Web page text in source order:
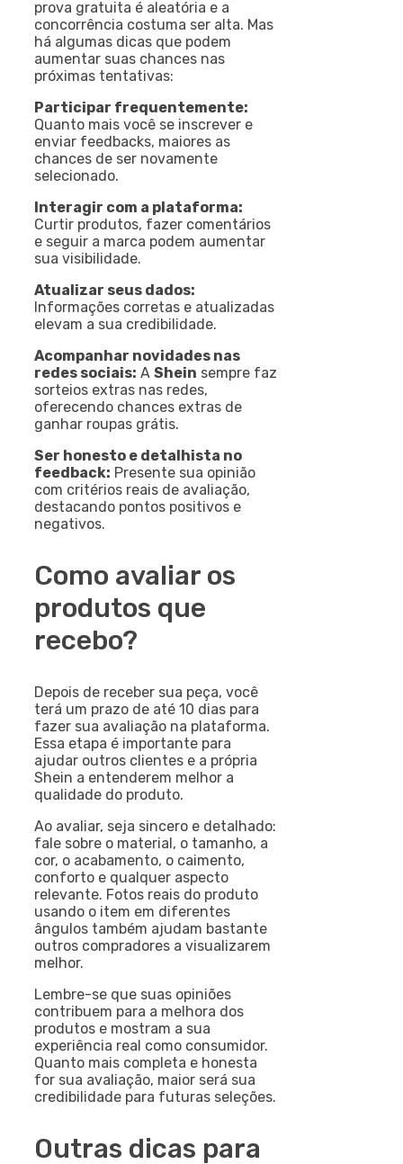
prova gratuita é aleatória e a
concorrência costuma ser alta. Mas
há algumas dicas que podem
aumentar suas chances nas
próximas tentativas:
Participar frequentemente:
Quanto mais você se inscrever e
enviar feedbacks, maiores as
chances de ser novamente
selecionado.
Interagir com a plataforma:
Curtir produtos, fazer comentários
e seguir a marca podem aumentar
sua visibilidade.
Atualizar seus dados:
Informações corretas e atualizadas
elevam a sua credibilidade.
Acompanhar novidades nas
redes sociais: A Shein sempre faz
sorteios extras nas redes,
oferecendo chances extras de
ganhar roupas grátis.
Ser honesto e detalhista no
feedback: Presente sua opinião
com critérios reais de avaliação,
destacando pontos positivos e
negativos.
Como avaliar os
produtos que
recebo?
Depois de receber sua peça, você
terá um prazo de até 10 dias para
fazer sua avaliação na plataforma.
Essa etapa é importante para
ajudar outros clientes e a própria
Shein a entenderem melhor a
qualidade do produto.
Ao avaliar, seja sincero e detalhado:
fale sobre o material, o tamanho, a
cor, o acabamento, o caimento,
conforto e qualquer aspecto
relevante. Fotos reais do produto
usando o item em diferentes
ângulos também ajudam bastante
outros compradores a visualizarem
melhor.
Lembre-se que suas opiniões
contribuem para a melhora dos
produtos e mostram a sua
experiência real como consumidor.
Quanto mais completa e honesta
for sua avaliação, maior será sua
credibilidade para futuras seleções.
Outras dicas para